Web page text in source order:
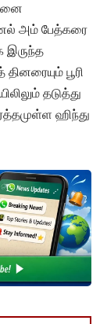
அம் பேத்கரை
இருந்த
பூரி
தடுத்து
ஹிந்து